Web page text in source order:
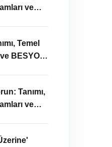
ve
Temel
BESYO
Tanımı,
ve